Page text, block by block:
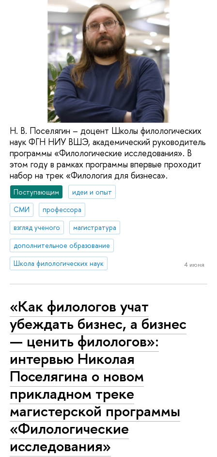
Н. В. Поселягин – доцент Школы филологических
наук ФГН НИУ ВШЭ, академический руководитель
программы «Филологические исследования». В
этом году в рамках программы впервые проходит
набор на трек «Филология для бизнеса».
Поступающим
идеи и опыт
СМИ
профессора
взгляд ученого
магистратура
дополнительное образование
Школа филологических наук
4 июня
«Как филологов учат
убеждать бизнес, а бизнес
— ценить филологов»:
интервью Николая
Поселягина о новом
прикладном треке
магистерской программы
«Филологические
исследования»